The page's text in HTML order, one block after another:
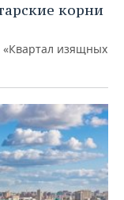
корни
«Квартал изящных